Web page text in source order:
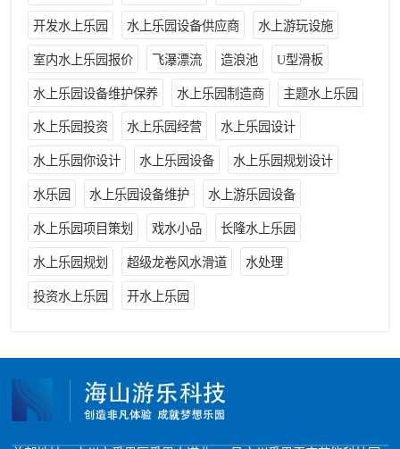
开发水上乐园 水上乐园设备供应商 水上游玩设施
室内水上乐园报价 飞瀑漂流 造浪池 U型滑板
水上乐园设备维护保养 水上乐园制造商 主题水上乐园
水上乐园投资 水上乐园经营 水上乐园设计
水上乐园你设计 水上乐园设备 水上乐园规划设计
水乐园 水上乐园设备维护 水上游乐园设备
水上乐园项目策划 戏水小品 长隆水上乐园
水上乐园规划 超级龙卷风水滑道 水处理
投资水上乐园 开水上乐园